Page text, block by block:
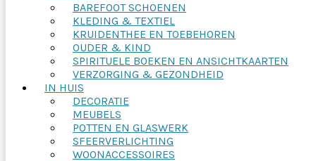
BAREFOOT SCHOENEN
KLEDING & TEXTIEL
KRUIDENTHEE EN TOEBEHOREN
OUDER & KIND
SPIRITUELE BOEKEN EN ANSICHTKAARTEN
VERZORGING & GEZONDHEID
IN HUIS
DECORATIE
MEUBELS
POTTEN EN GLASWERK
SFEERVERLICHTING
WOONACCESSOIRES